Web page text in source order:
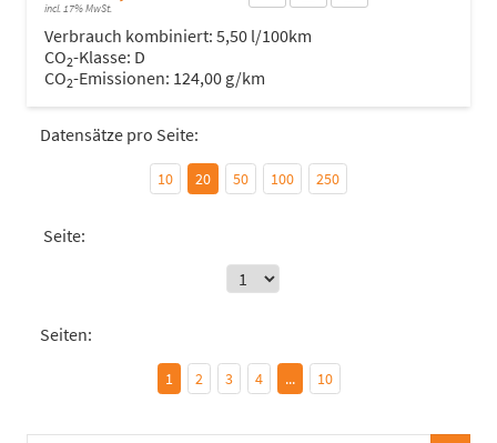
incl. 17% MwSt.
Verbrauch kombiniert: 5,50 l/100km
CO2-Klasse: D
CO2-Emissionen: 124,00 g/km
Datensätze pro Seite:
10 20 50 100 250
Seite:
Seiten:
1 2 3 4 ... 10